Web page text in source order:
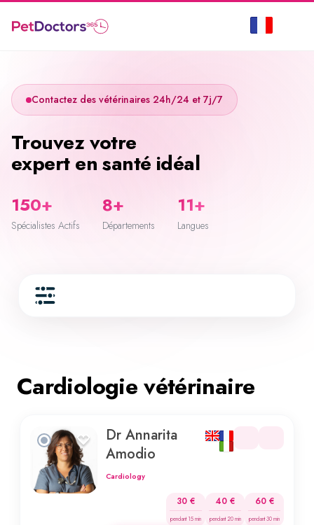
Contactez des vétérinaires 24h/24 et 7j/7
Trouvez votre
expert en santé idéal
150+
Spécialistes Actifs
8+
Départements
11+
Langues
Cardiologie vétérinaire
Dr Annarita
Amodio
Cardiology
30 €
pendant 15 min
40 €
pendant 20 min
60 €
pendant 30 min